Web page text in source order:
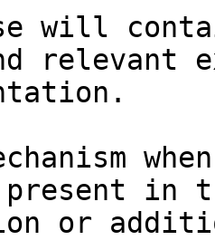
will
relevant
in
or